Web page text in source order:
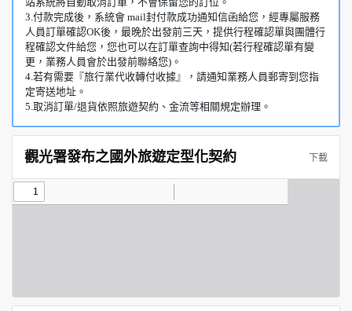
3.付款完成後，系統會 mail封付款成功通知信函給您，經專屬服務
人員訂單確認OK後，最晚於出發前三天，提供行程確認單與團體行
程確認文件給您，您也可以在訂單查詢中得知(若行程確認單有變
更，業務人員會於出發前聯絡您)。
4.若有需要『旅行業代收轉付收據』，請通知業務人員郵寄到您指
定寄送地址。
5.取消訂單/退貨依照旅遊契約、金流等相關規定辦理。
觀光署發布之國外旅遊定型化契約 下載